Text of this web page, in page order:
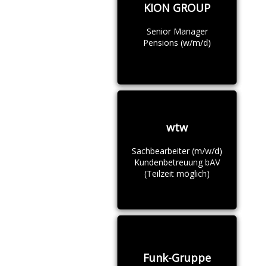
KION GROUP
Senior Manager
Pensions (w/m/d)
wtw
Sachbearbeiter (m/w/d)
Kundenbetreuung bAV
(Teilzeit möglich)
Funk-Gruppe